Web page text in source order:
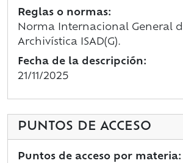
Reglas o normas:
Norma Internacional General
Archivística ISAD(G).
Fecha de la descripción:
21/11/2025
PUNTOS DE ACCESO
Puntos de acceso por materia: